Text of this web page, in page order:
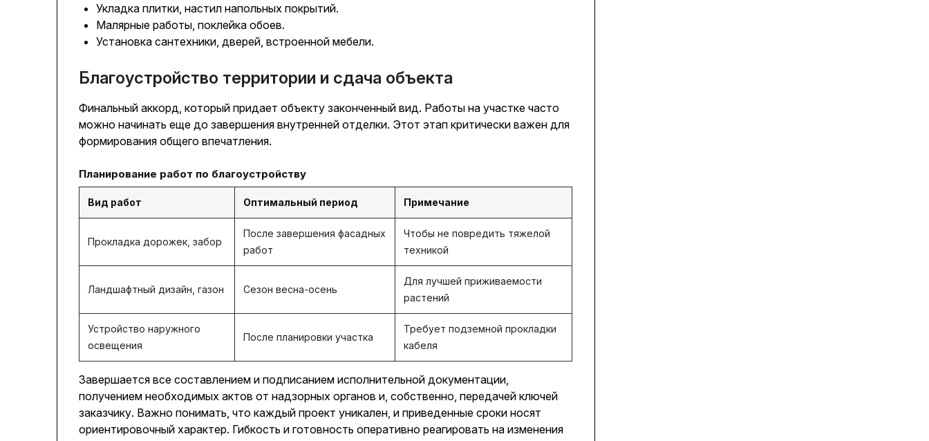
Укладка плитки, настил напольных покрытий.
Малярные работы, поклейка обоев.
Установка сантехники, дверей, встроенной мебели.
Благоустройство территории и сдача объекта
Финальный аккорд, который придает объекту законченный вид. Работы на участке часто
можно начинать еще до завершения внутренней отделки. Этот этап критически важен для
формирования общего впечатления.
Планирование работ по благоустройству
Вид работ Оптимальный период Примечание
Прокладка дорожек, забор
После завершения фасадных
работ
Чтобы не повредить тяжелой
техникой
Ландшафтный дизайн, газон Сезон весна-осень
Для лучшей приживаемости
растений
Устройство наружного
освещения
После планировки участка
Требует подземной прокладки
кабеля
Завершается все составлением и подписанием исполнительной документации,
получением необходимых актов от надзорных органов и, собственно, передачей ключей
заказчику. Важно понимать, что каждый проект уникален, и приведенные сроки носят
ориентировочный характер. Гибкость и готовность оперативно реагировать на изменения